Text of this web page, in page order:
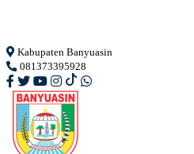
Kabupaten Banyuasin
081373395928